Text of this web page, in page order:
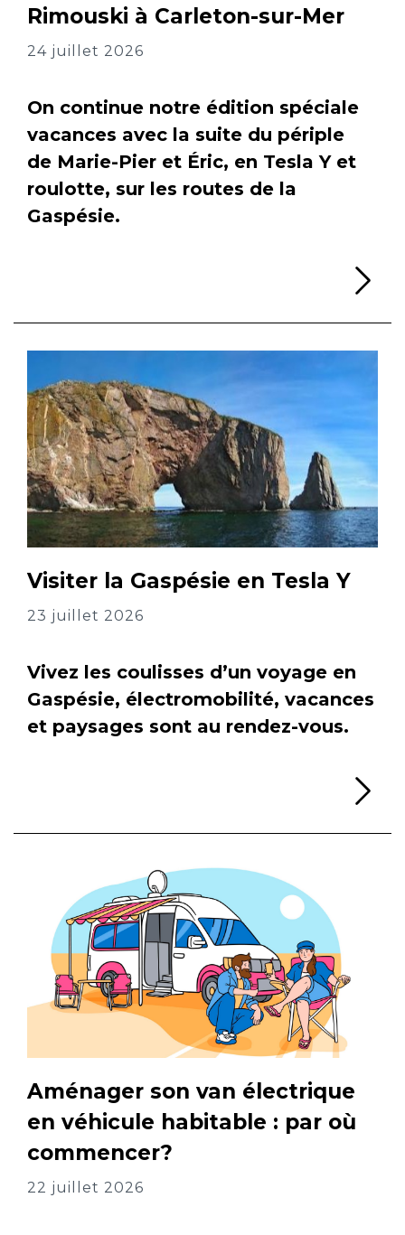
Rimouski à Carleton-sur-Mer
24 juillet 2026
On continue notre édition spéciale
vacances avec la suite du périple
de Marie-Pier et Éric, en Tesla Y et
roulotte, sur les routes de la
Gaspésie.
Visiter la Gaspésie en Tesla Y
23 juillet 2026
Vivez les coulisses d’un voyage en
Gaspésie, électromobilité, vacances
et paysages sont au rendez-vous.
Aménager son van électrique
en véhicule habitable : par où
commencer?
22 juillet 2026